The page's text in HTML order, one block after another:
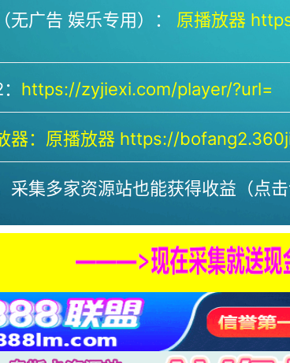
无广告 娱乐专用）： 原播放器
https://zyjiexi.com/player/?url=
： 原播放器 https://
采集多家资源站也能获得收益（点